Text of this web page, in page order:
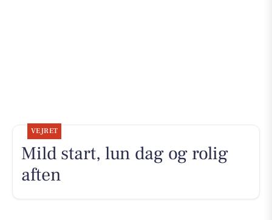
VEJRET
Mild start, lun dag og rolig
aften